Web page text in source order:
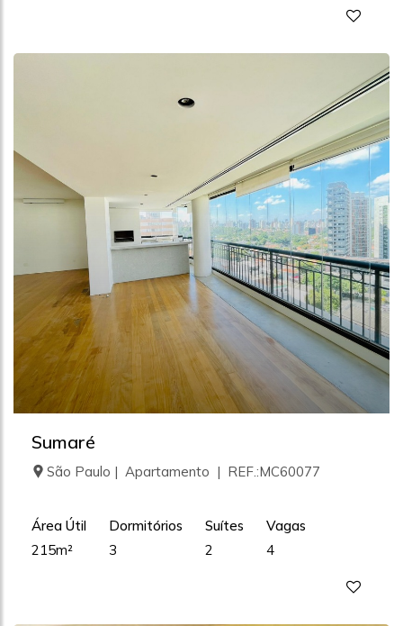
Sumaré
São Paulo | Apartamento | REF.:MC60077
Área Útil
215m²
Dormitórios
3
Suítes
2
Vagas
4